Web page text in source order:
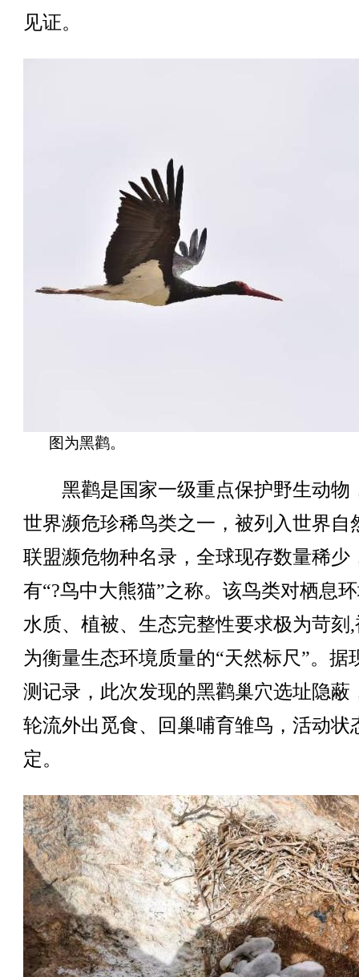
见证。
图为黑鹳。
黑鹳是国家一级重点保护野生动物
世界濒危珍稀鸟类之一，被列入世界自
联盟濒危物种名录，全球现存数量稀少
有“?鸟中大熊猫”之称。该鸟类对栖息
水质、植被、生态完整性要求极为苛刻
为衡量生态环境质量的“天然标尺”。据
测记录，此次发现的黑鹳巢穴选址隐蔽
轮流外出觅食、回巢哺育雏鸟，活动状
定。